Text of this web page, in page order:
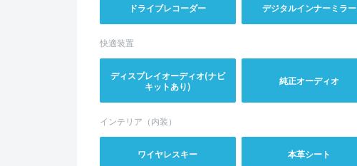
ドライブレコーダー デジタルインナーミラー
快適装置
ディスプレイオーディオ(ナビ
キットあり)
純正オーディオ
インテリア（内装）
ワイヤレスキー 本革シート